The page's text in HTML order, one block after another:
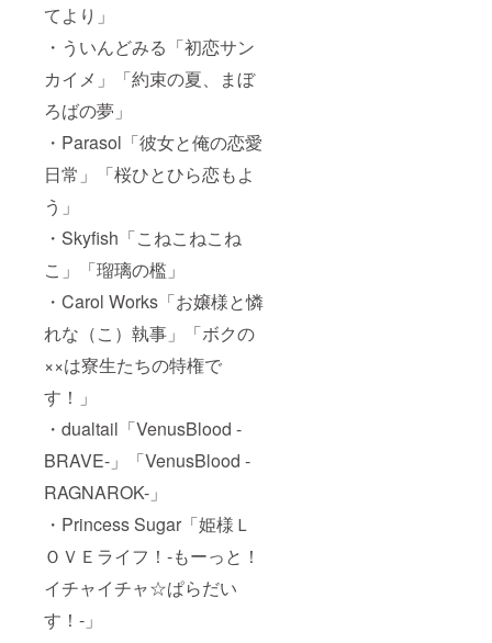
てより」
・ういんどみる「初恋サン
カイメ」「約束の夏、まぼ
ろばの夢」
・Parasol「彼女と俺の恋愛
日常」「桜ひとひら恋もよ
う」
・Skyfish「こねこねこね
こ」「瑠璃の檻」
・Carol Works「お嬢様と憐
れな（こ）執事」「ボクの
××は寮生たちの特権で
す！」
・dualtail「VenusBlood -
BRAVE-」「VenusBlood -
RAGNAROK-」
・Princess Sugar「姫様Ｌ
ＯＶＥライフ！-もーっと！
イチャイチャ☆ぱらだい
す！-」